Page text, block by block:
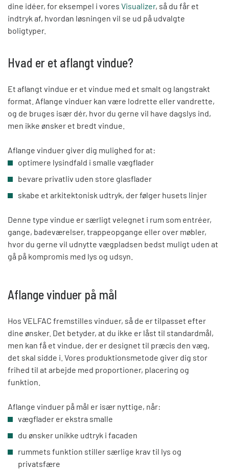
dine idéer, for eksempel i vores Visualizer, så du får et
indtryk af, hvordan løsningen vil se ud på udvalgte
boligtyper.
Hvad er et aflangt vindue?
Et aflangt vindue er et vindue med et smalt og langstrakt
format. Aflange vinduer kan være lodrette eller vandrette,
og de bruges især dér, hvor du gerne vil have dagslys ind,
men ikke ønsker et bredt vindue.
Aflange vinduer giver dig mulighed for at:
optimere lysindfald i smalle vægflader
bevare privatliv uden store glasflader
skabe et arkitektonisk udtryk, der følger husets linjer
Denne type vindue er særligt velegnet i rum som entréer,
gange, badeværelser, trappeopgange eller over møbler,
hvor du gerne vil udnytte vægpladsen bedst muligt uden at
gå på kompromis med lys og udsyn.
Aflange vinduer på mål
Hos VELFAC fremstilles vinduer, så de er tilpasset efter
dine ønsker. Det betyder, at du ikke er låst til standardmål,
men kan få et vindue, der er designet til præcis den væg,
det skal sidde i. Vores produktionsmetode giver dig stor
frihed til at arbejde med proportioner, placering og
funktion.
Aflange vinduer på mål er især nyttige, når:
vægflader er ekstra smalle
du ønsker unikke udtryk i facaden
rummets funktion stiller særlige krav til lys og
privatsfære